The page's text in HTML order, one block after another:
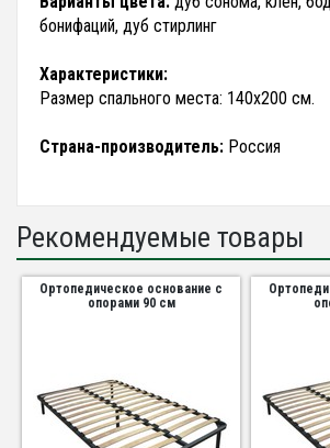
бонифаций, дуб стирлинг
Характеристики:
Размер спального места: 140х200 см.
Страна-производитель: Россия
Рекомендуемые товары
Ортопедическое основание с
опорами 90 см